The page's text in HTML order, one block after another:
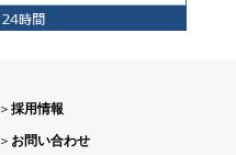
＞採用情報
＞ お問い合わせ